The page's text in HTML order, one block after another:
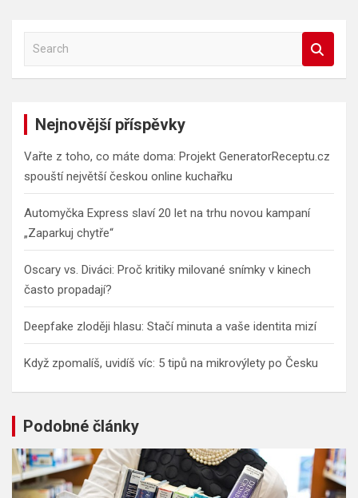
a
Nejnovější příspěvky
Vařte z toho, co máte doma: Projekt GeneratorReceptu.cz
spouští největší českou online kuchařku
Automyčka Express slaví 20 let na trhu novou kampaní
„Zaparkuj chytře“
Oscary vs. Diváci: Proč kritiky milované snímky v kinech
často propadají?
Deepfake zloději hlasu: Stačí minuta a vaše identita mizí
Když zpomalíš, uvidíš víc: 5 tipů na mikrovýlety po Česku
Podobné články